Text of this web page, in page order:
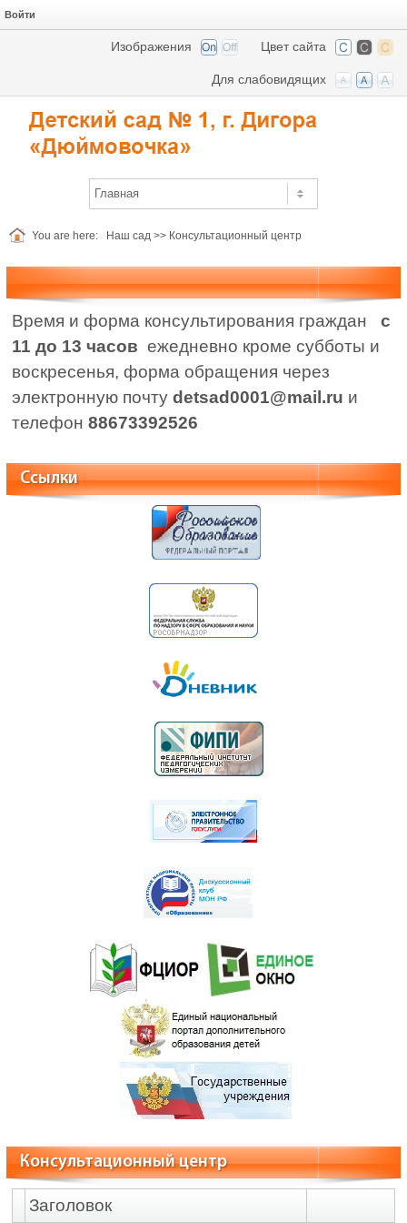
Войти
Цвет сайта
Изображения
Для слабовидящих
You are here: Наш сад >> Консультационный центр
Время и форма консультирования граждан с
11 до 13 часов ежедневно кроме субботы и
воскресенья, форма обращения через
электронную почту detsad0001@mail.ru и
телефон 88673392526
Ссылки
Консультационный центр
Заголовок